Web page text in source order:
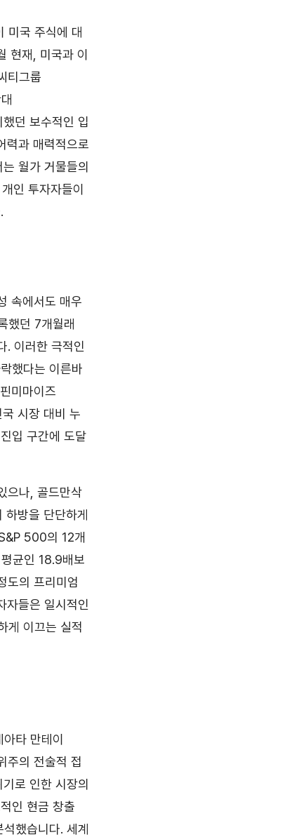
미국 주식에 대
현재, 미국과 이
티그룹
던 보수적인 입
력과 매력적으로
월가 거물들의
인 투자자들이
속에서도 매우
했던 7개월래
. 이러한 극적인
했다는 이른바
미마이즈
시장 대비 누
입 구간에 도달
으나, 골드만삭
방을 단단하게
500의 12개
균인 18.9배보
도의 프리미엄
자들은 일시적인
게 이끄는 실적
타 만테이
의 전술적 접
로 인한 시장의
인 현금 창출
했습니다. 세계